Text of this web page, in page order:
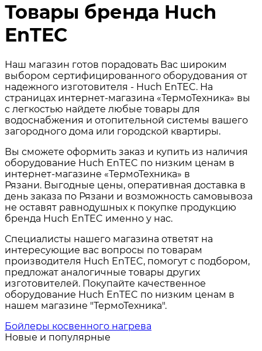
Товары бренда Huch
EnTEC
Наш магазин готов порадовать Вас широким
выбором сертифицированного оборудования от
надежного изготовителя - Huch EnTEC. На
страницах интернет-магазина «ТермоТехника» вы
с легкостью найдете любые товары для
водоснабжения и отопительной системы вашего
загородного дома или городской квартиры.
Вы сможете оформить заказ и купить из наличия
оборудование Huch EnTEC по низким ценам в
интернет-магазине «ТермоТехника» в
Рязани. Выгодные цены, оперативная доставка в
день заказа по Рязани и возможность самовывоза
не оставят равнодушных к покупке продукцию
бренда Huch EnTEC именно у нас.
Специалисты нашего магазина ответят на
интересующие вас вопросы по товарам
производителя Huch EnTEC, помогут с подбором,
предложат аналогичные товары других
изготовителей. Покупайте качественное
оборудование Huch EnTEC по низким ценам в
нашем магазине "ТермоТехника".
Бойлеры косвенного нагрева
Новые и популярные